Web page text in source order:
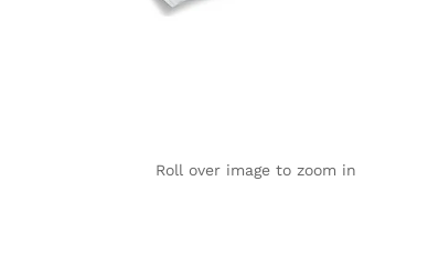
Roll over image to zoom in